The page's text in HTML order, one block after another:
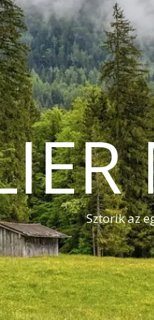
Sztorik az